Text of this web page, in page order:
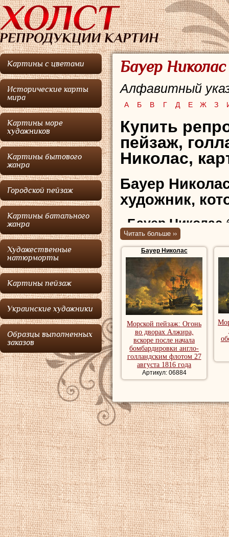
Картины с цветами
Исторические карты
мира
Картины море
художников
Картины бытового
жанра
Городской пейзаж
Картины батального
жанра
Художественные
натюрморты
Картины пейзаж
Украинские художники
Образцы выполненных
заказов
Бауер
Алфавитный
А Б В Г Д Е Ж З
Купить
пейзаж,
Николас,
Бауер
художник,
Бауер Николас
художника-
и многие дома в
также рисовал
особенно
одним из лучших
Бауер Николас
Купить
репродукции
Читать больше ››
Бауер Николас
Морской пейзаж: Огонь
во дворах Алжира,
вскоре после начала
бомбардировки англо-
голландским флотом 27
августа 1816 года
Артикул: 06884